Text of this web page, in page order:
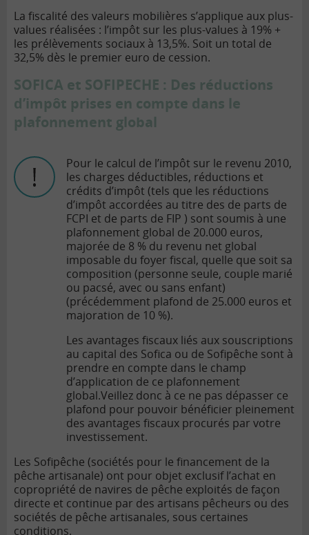
La fiscalité des valeurs mobilières s’applique aux plus-
values réalisées : l’impôt sur les plus-values à 19% +
les prélèvements sociaux à 13,5%. Soit un total de
32,5% dès le premier euro de cession.
SOFICA et SOFIPECHE : Des réductions
d’impôt prises en compte dans le
plafonnement global
Pour le calcul de l’impôt sur le revenu 2010,
les charges déductibles, réductions et
crédits d’impôt (tels que les réductions
d’impôt accordées au titre des de parts de
FCPI et de parts de FIP ) sont soumis à une
plafonnement global de 20.000 euros,
majorée de 8 % du revenu net global
imposable du foyer fiscal, quelle que soit sa
composition (personne seule, couple marié
ou pacsé, avec ou sans enfant)
(précédemment plafond de 25.000 euros et
majoration de 10 %).
Les avantages fiscaux liés aux souscriptions
au capital des Sofica ou de Sofipêche sont à
prendre en compte dans le champ
d’application de ce plafonnement
global.Veillez donc à ce ne pas dépasser ce
plafond pour pouvoir bénéficier pleinement
des avantages fiscaux procurés par votre
investissement.
Les Sofipêche (sociétés pour le financement de la
pêche artisanale) ont pour objet exclusif l’achat en
copropriété de navires de pêche exploités de façon
directe et continue par des artisans pêcheurs ou des
sociétés de pêche artisanales, sous certaines
conditions.